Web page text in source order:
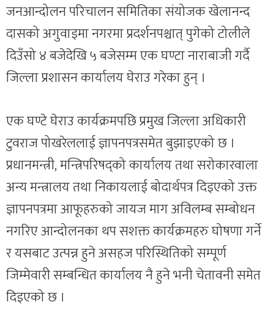
जनआन्दोलन परिचालन समितिका संयोजक खेलानन्द
दासको अगुवाइमा नगरमा प्रदर्शनपश्चात् पुगेको टोलीले
दिउँसो ४ बजेदेखि ५ बजेसम्म एक घण्टा नाराबाजी गर्दै
जिल्ला प्रशासन कार्यालय घेराउ गरेका हुन् ।
एक घण्टे घेराउ कार्यक्रमपछि प्रमुख जिल्ला अधिकारी
टुवराज पोखरेललाई ज्ञापनपत्रसमेत बुझाइएको छ ।
प्रधानमन्त्री, मन्त्रिपरिषद्को कार्यालय तथा सरोकारवाला
अन्य मन्त्रालय तथा निकायलाई बोदार्थपत्र दिइएको उक्त
ज्ञापनपत्रमा आफूहरुको जायज माग अविलम्ब सम्बोधन
नगरिए आन्दोलनका थप सशक्त कार्यक्रमहरु घोषणा गर्ने
र यसबाट उत्पन्न हुने असहज परिस्थितिको सम्पूर्ण
जिम्मेवारी सम्बन्धित कार्यालय नै हुने भनी चेतावनी समेत
दिइएको छ ।